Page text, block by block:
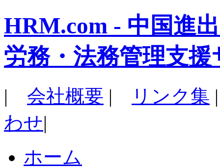
HRM.com - 中国進
労務・法務管理支援
| 会社概要 | リンク集
わせ|
ホーム